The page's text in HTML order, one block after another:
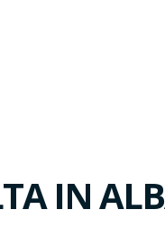
IN